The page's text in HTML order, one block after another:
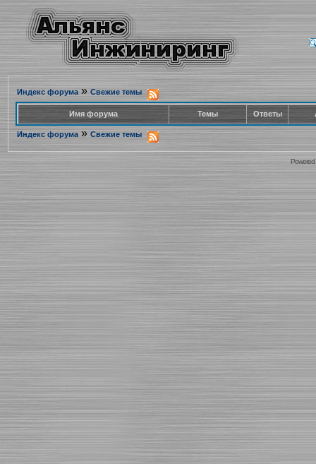
Индекс форума» Свежие темы
Имя форума Темы Ответы
Индекс форума » Свежие темы